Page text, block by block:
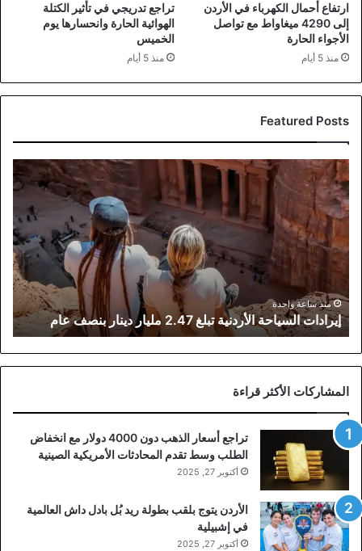
ارتفاع أحمال الكهرباء في الأردن
إلى 4290 ميغاواط مع تواصل
الأجواء الحارة
منذ 5 أيام
تراجع تدريجي في تأثير الكتلة
الهوائية الحارة وانحسارها يوم
الخميس
منذ 5 أيام
Featured Posts
إيرادات
السياحة
الأردنية
تبلغ
2.47
مليار
دينار
بنصف
عام منذ ساعة واحدة
إيرادات السياحة الأردنية تبلغ 2.47 مليار دينار بنصف عام
المشاركات الأكثر قراءة
تراجع أسعار الذهب دون 4000 دولار مع انخفاض
الطلب وسط تقدم المحادثات الأمريكية الصينية
أكتوبر 27, 2025
الأردن يتوج بلقب بطولة ريد بُل بادل داش العالمية
في إشبيلية
أكتوبر 27, 2025